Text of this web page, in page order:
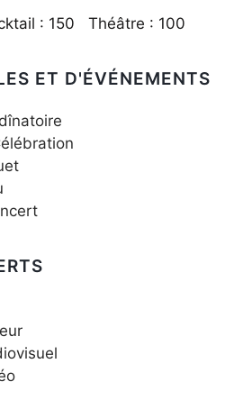
: 150 Théâtre : 100
ET D'ÉVÉNEMENTS